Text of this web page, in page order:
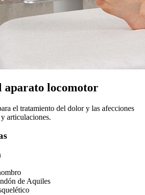
aparato locomotor
el tratamiento del dolor y las afecciones
articulaciones.
de Aquiles